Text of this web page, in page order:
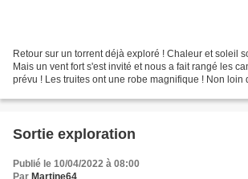
Retour sur un torrent déjà exploré ! Chaleur et soleil
Mais un vent fort s'est invité et nous a fait rangé les
prévu ! Les truites ont une robe magnifique ! Non loin
Sortie exploration
Publié le 10/04/2022 à 08:00
Par Martine64